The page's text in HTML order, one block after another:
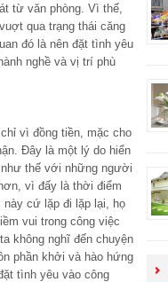
từ văn phòng. Vì thế,
qua trạng thái căng
đó là nên đặt tình yêu
nghề và vị trí phù
vì đồng tiền, mặc cho
Đây là một lý do hiển
thế với những người
vì đấy là thời điểm
cứ lặp đi lặp lại, họ
vui trong công việc
không nghĩ đến chuyện
phần khởi và hào hứng
tình yêu vào công